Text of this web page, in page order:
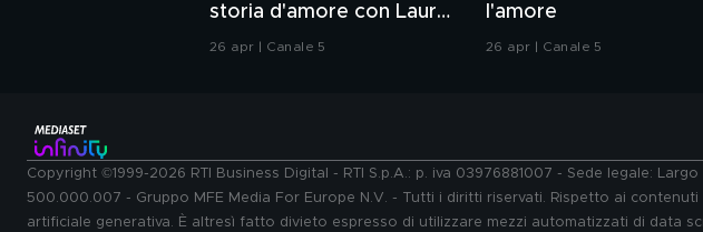
storia d'amore con Laura
Chiatti"
26 apr | Canale 5
l'amore
26 apr | Canale 5
Copyright ©1999-2026 RTI Business Digital - RTI S.p.A.: p. iva 03976881007 - Sede legale:
500.000.007 - Gruppo MFE Media For Europe N.V. - Tutti i diritti riservati. Rispetto ai
artificiale generativa. È altresì fatto divieto espresso di utilizzare mezzi automatizzati di data